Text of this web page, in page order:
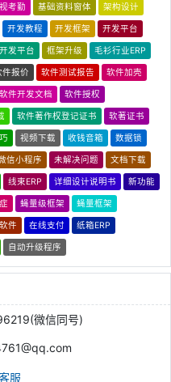
考勤 基础资料窗体 架构设计
开发教程 开发框架 开发平台
发平台 框架升级 毛衫行业ERP
件报价 软件测试报告 软件加壳
软件开发文档 软件授权
软件著作权登记证书 软著证书
视频下载 收钱音箱 数据锁
信小程序 未解决问题 文档下载
线束ERP 详细设计说明书 新功能
蝇量级框架 蝇量框架
件 在线支付 纸箱ERP
自动升级程序
微信同号)
服